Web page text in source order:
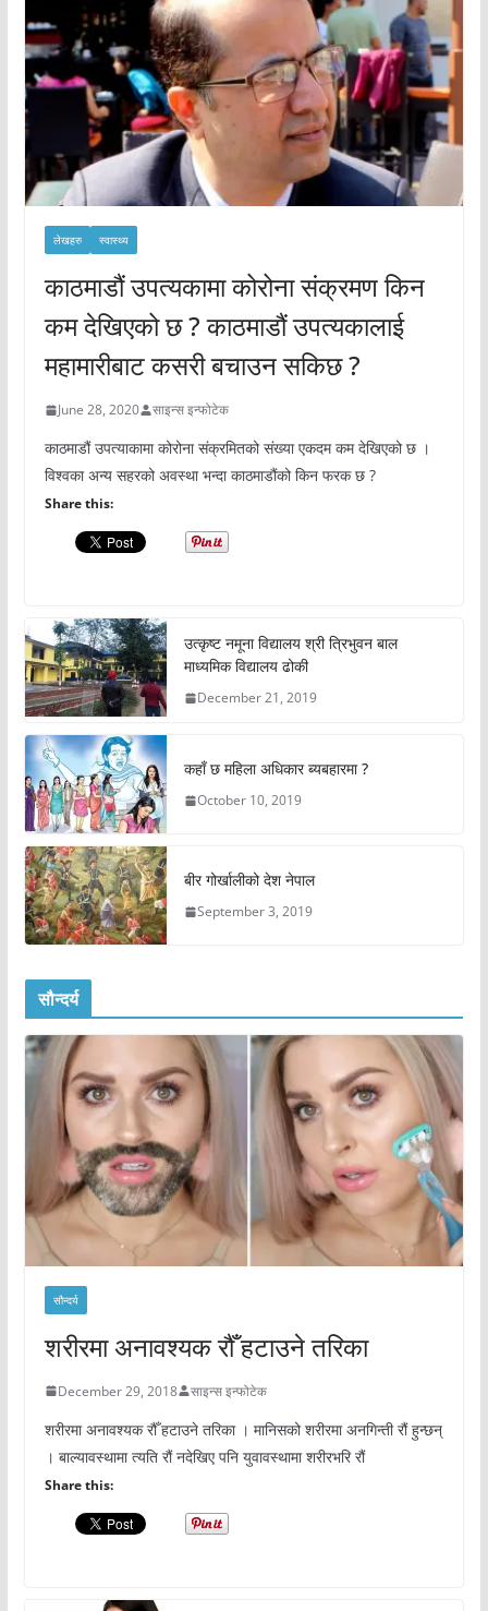
लेखहरु स्वास्थ्य
काठमाडौं उपत्यकामा कोरोना संक्रमण किन
कम देखिएको छ ? काठमाडौं उपत्यकालाई
महामारीबाट कसरी बचाउन सकिछ ?
June 28, 2020 साइन्स इन्फोटेक
काठमाडौं उपत्याकामा कोरोना संक्रमितको संख्या एकदम कम देखिएको छ ।
विश्वका अन्य सहरको अवस्था भन्दा काठमाडौंको किन फरक छ ?
Share this:
उत्कृष्ट नमूना विद्यालय श्री त्रिभुवन बाल
माध्यमिक विद्यालय ढोकी
December 21, 2019
कहाँ छ महिला अधिकार ब्यबहारमा ?
October 10, 2019
बीर गोर्खालीको देश नेपाल
September 3, 2019
सौन्दर्य
सौन्दर्य
शरीरमा अनावश्यक रौँ हटाउने तरिका
December 29, 2018 साइन्स इन्फोटेक
शरीरमा अनावश्यक रौँ हटाउने तरिका । मानिसको शरीरमा अनगिन्ती रौं हुन्छन्
। बाल्यावस्थामा त्यति रौं नदेखिए पनि युवावस्थामा शरीरभरि रौं
Share this: